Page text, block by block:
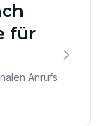
für
Anrufs